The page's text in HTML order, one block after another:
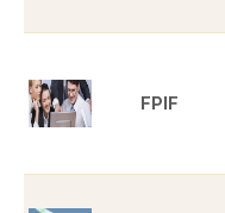
FPIF